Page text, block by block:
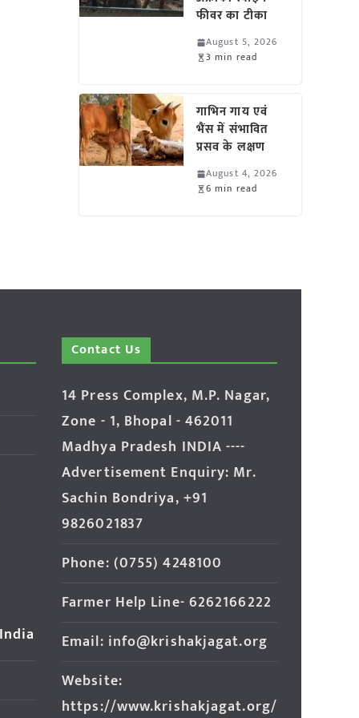
फीवर का टीका
August 5, 2026
3 min read
गाभिन गाय एवं
भैंस में संभावित
प्रसव के लक्षण
August 4, 2026
6 min read
Contact Us
14 Press Complex, M.P. Nagar,
Zone - 1, Bhopal - 462011
Madhya Pradesh INDIA ----
Advertisement Enquiry: Mr.
Sachin Bondriya, +91
9826021837
Phone: (0755) 4248100
Farmer Help Line- 6262166222
Email: info@krishakjagat.org
Website:
https://www.krishakjagat.org/